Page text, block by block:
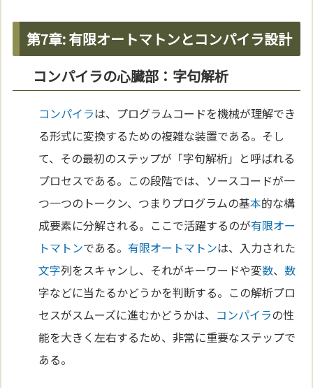
第7章: 有限オートマトンとコンパイラ設計
コンパイラの心臓部：字句解析
コンパイラは、プログラムコードを機械が理解でき
る形式に変換するための複雑な装置である。そし
て、その最初のステップが「字句解析」と呼ばれる
プロセスである。この段階では、ソースコードが一
つ一つのトークン、つまりプログラムの基本的な構
成要素に分解される。ここで活躍するのが有限オー
トマトンである。 有限オートマトンは、入力された
文字列をスキャンし、それがキーワードや変数、数
字などに当たるかどうかを判断する。この解析プロ
セスがスムーズに進むかどうかは、 コンパイラの性
能を大きく左右するため、非常に重要なステップで
ある。